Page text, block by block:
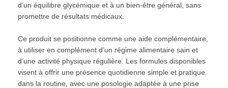
d’un équilibre glycémique et à un bien-être général, sans
promettre de résultats médicaux.
Ce produit se positionne comme une aide complémentaire,
à utiliser en complément d’un régime alimentaire sain et
d’une activité physique régulière. Les formules disponibles
visent à offrir une présence quotidienne simple et pratique
dans la routine, avec une posologie adaptée à une prise